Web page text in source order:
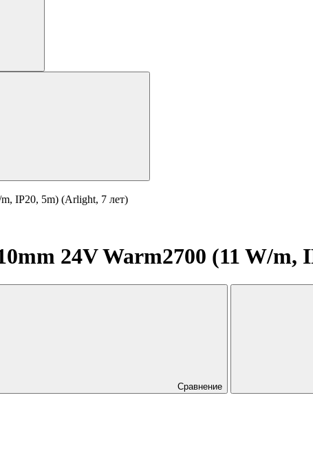
IP20, 5m) (Arlight, 7 лет)
24V Warm2700 (11 W/m,
Сравнение